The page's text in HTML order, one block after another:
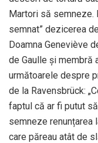
Martori să semneze.
semnat” dezicerea
Doamna Geneviève
de Gaulle și membră
următoarele despre
de la Ravensbrück:
faptul că ar fi putut
semneze renunțarea
care păreau atât de